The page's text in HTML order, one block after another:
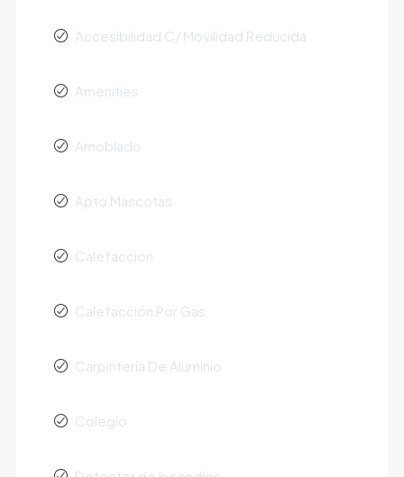
Accesibilidad C/ Movilidad Reducida
Amenities
Amoblado
Apto Mascotas
Calefacción
Calefacción Por Gas
Carpintería De Aluminio
Colegio